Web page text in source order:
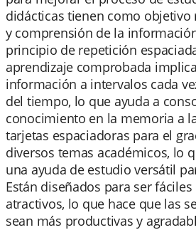
didácticas tienen como
y comprensión de la
principio de repetición
aprendizaje comprobada
información a intervalos cada
del tiempo, lo que ayuda a
conocimiento en la memoria a
tarjetas espaciadoras para el
diversos temas académicos, lo
una ayuda de estudio versátil
Están diseñados para ser
atractivos, lo que hace que las
sean más productivas y